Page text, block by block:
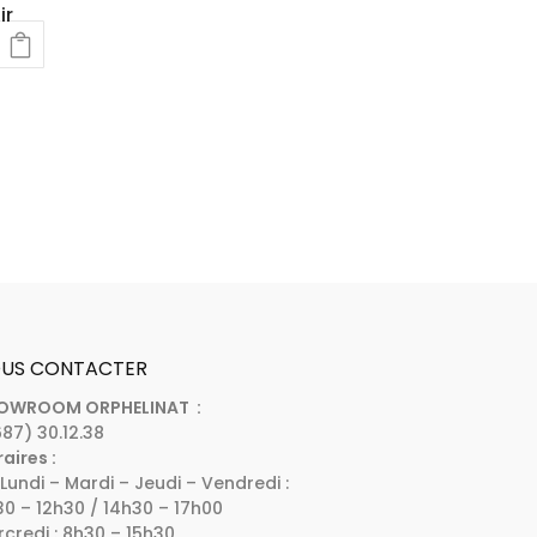
CONTACTER
ORPHELINAT :
30.12.38
:
– Mardi – Jeudi – Vendredi :
– 12h30 / 14h30 – 17h00